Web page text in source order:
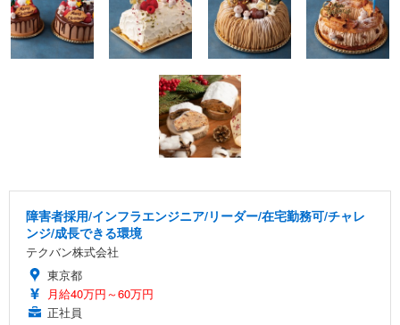
障害者採用/インフラエンジニア/リーダー/在宅勤務可/チャレ
ンジ/成長できる環境
テクバン株式会社
東京都
月給40万円～60万円
正社員